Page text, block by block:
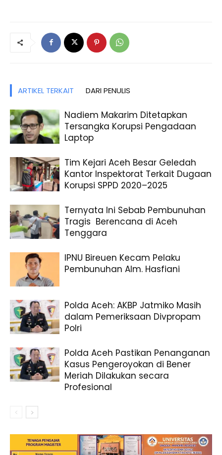
ARTIKEL TERKAIT DARI PENULIS
Nadiem Makarim Ditetapkan
Tersangka Korupsi Pengadaan
Laptop
Tim Kejari Aceh Besar Geledah
Kantor Inspektorat Terkait Dugaan
Korupsi SPPD 2020–2025
Ternyata Ini Sebab Pembunuhan
Tragis Berencana di Aceh
Tenggara
IPNU Bireuen Kecam Pelaku
Pembunuhan Alm. Hasfiani
Polda Aceh: AKBP Jatmiko Masih
dalam Pemeriksaan Divpropam
Polri
Polda Aceh Pastikan Penanganan
Kasus Pengeroyokan di Bener
Meriah Dilakukan secara
Profesional